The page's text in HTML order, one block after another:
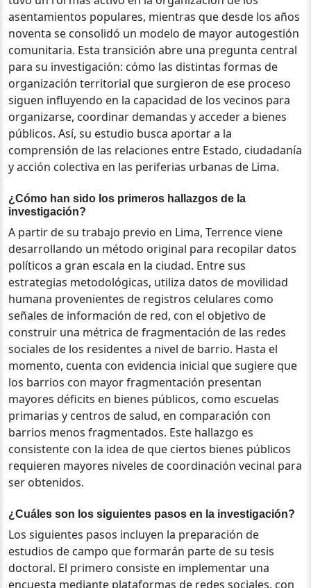
asentamientos populares, mientras que desde los años
noventa se consolidó un modelo de mayor autogestión
comunitaria. Esta transición abre una pregunta central
para su investigación: cómo las distintas formas de
organización territorial que surgieron de ese proceso
siguen influyendo en la capacidad de los vecinos para
organizarse, coordinar demandas y acceder a bienes
públicos. Así, su estudio busca aportar a la
comprensión de las relaciones entre Estado, ciudadanía
y acción colectiva en las periferias urbanas de Lima.
¿Cómo han sido los primeros hallazgos de la
investigación?
A partir de su trabajo previo en Lima, Terrence viene
desarrollando un método original para recopilar datos
políticos a gran escala en la ciudad. Entre sus
estrategias metodológicas, utiliza datos de movilidad
humana provenientes de registros celulares como
señales de información de red, con el objetivo de
construir una métrica de fragmentación de las redes
sociales de los residentes a nivel de barrio. Hasta el
momento, cuenta con evidencia inicial que sugiere que
los barrios con mayor fragmentación presentan
mayores déficits en bienes públicos, como escuelas
primarias y centros de salud, en comparación con
barrios menos fragmentados. Este hallazgo es
consistente con la idea de que ciertos bienes públicos
requieren mayores niveles de coordinación vecinal para
ser obtenidos.
¿Cuáles son los siguientes pasos en la investigación?
Los siguientes pasos incluyen la preparación de
estudios de campo que formarán parte de su tesis
doctoral. El primero consiste en implementar una
encuesta mediante plataformas de redes sociales, con